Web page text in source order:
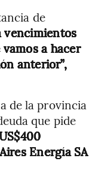
de
vencimientos
a hacer
anterior”,
de la provincia
que pide
Energía SA